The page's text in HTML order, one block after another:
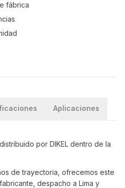
fábrica
Aplicaciones
distribuido por DIKEL dentro de la
de trayectoria, ofrecemos este
despacho a Lima y